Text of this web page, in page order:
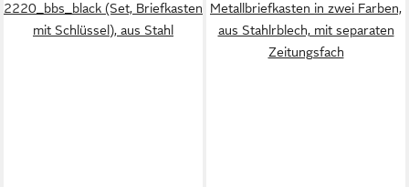
2220_bbs_black (Set, Briefkasten
mit Schlüssel), aus Stahl
Metallbriefkasten in zwei Farben,
aus Stahlrblech, mit separaten
Zeitungsfach